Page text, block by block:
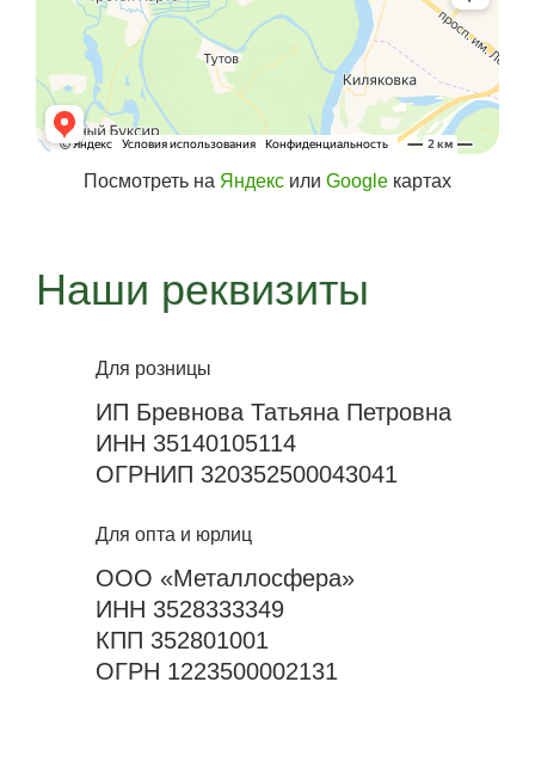
Посмотреть на Яндекс или Google картах
Наши реквизиты
Для розницы
ИП Бревнова Татьяна Петровна
ИНН 35140105114
ОГРНИП 320352500043041
Для опта и юрлиц
ООО «Металлосфера»
ИНН 3528333349
КПП 352801001
ОГРН 1223500002131